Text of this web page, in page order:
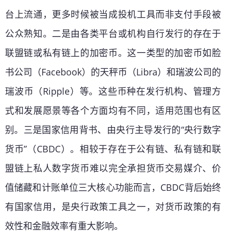
台上流通，更多时候被当成投机工具而非支付手段被
公众熟知。二是由各类平台或机构自行发行的存在于
联盟链或私有链上的加密币。这一类型的加密币如脸
书公司（Facebook）的天秤币（Libra）和瑞波公司的
瑞波币（Ripple）等。这些币种在发行机构、管理方
式和发展愿景等各个方面均有不同，适用范围也有区
别。三是国家信用背书、由央行主导发行的“央行数字
货币”（CBDC）。相较于存在于公有链、私有链和联
盟链上私人数字货币难以完全承担货币交易媒介、价
值储藏和计账单位三大核心功能而言，CBDC背后始终
有国家信用，是央行政策工具之一，对货币政策的有
效性和金融效率有重大影响。